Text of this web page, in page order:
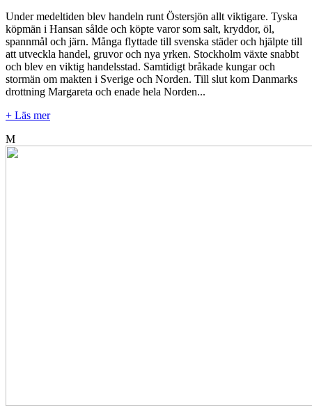
Under medeltiden blev handeln runt Östersjön allt viktigare. Tyska
köpmän i Hansan sålde och köpte varor som salt, kryddor, öl,
spannmål och järn. Många flyttade till svenska städer och hjälpte till
att utveckla handel, gruvor och nya yrken. Stockholm växte snabbt
och blev en viktig handelsstad. Samtidigt bråkade kungar och
stormän om makten i Sverige och Norden. Till slut kom Danmarks
drottning Margareta och enade hela Norden...
+ Läs mer
M